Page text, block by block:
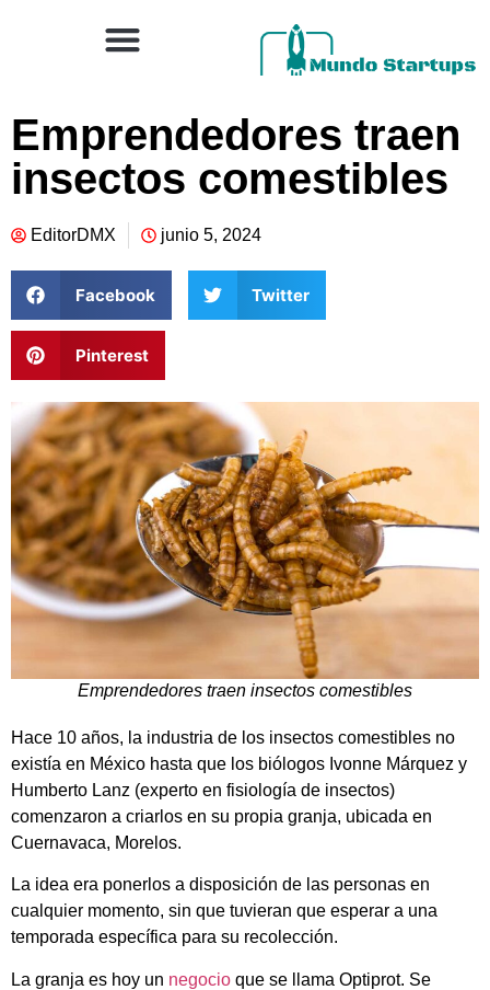
Emprendedores traen
insectos comestibles
EditorDMX junio 5, 2024
Facebook Twitter
Pinterest
Emprendedores traen insectos comestibles
Hace 10 años, la industria de los insectos comestibles no
existía en México hasta que los biólogos Ivonne Márquez y
Humberto Lanz (experto en fisiología de insectos)
comenzaron a criarlos en su propia granja, ubicada en
Cuernavaca, Morelos.
La idea era ponerlos a disposición de las personas en
cualquier momento, sin que tuvieran que esperar a una
temporada específica para su recolección.
La granja es hoy un negocio que se llama Optiprot. Se